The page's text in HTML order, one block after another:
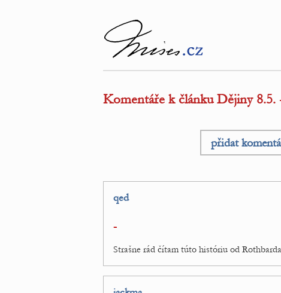
Komentáře k článku Dějiny 8.5.
přidat
qed
-
Strašne rád čítam túto históriu od